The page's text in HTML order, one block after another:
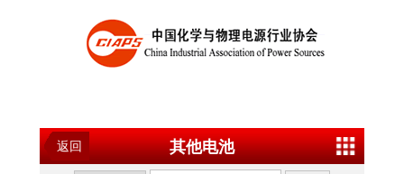
返回 其他电池